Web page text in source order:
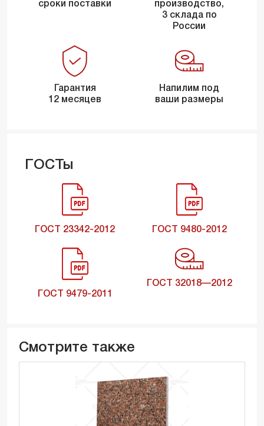
сроки поставки
производство,
3 склада по
России
Гарантия
12 месяцев
Напилим под
ваши размеры
ГОСТы
ГОСТ 23342-2012 ГОСТ 9480-2012
ГОСТ 9479-2011
ГОСТ 32018—2012
Смотрите также